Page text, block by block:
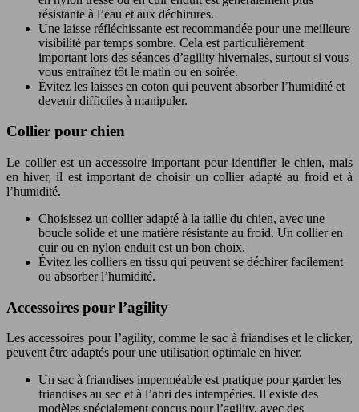
résistante à l’eau et aux déchirures.
Une laisse réfléchissante est recommandée pour une meilleure
visibilité par temps sombre. Cela est particulièrement
important lors des séances d’agility hivernales, surtout si vous
vous entraînez tôt le matin ou en soirée.
Évitez les laisses en coton qui peuvent absorber l’humidité et
devenir difficiles à manipuler.
Collier pour chien
Le collier est un accessoire important pour identifier le chien, mais
en hiver, il est important de choisir un collier adapté au froid et à
l’humidité.
Choisissez un collier adapté à la taille du chien, avec une
boucle solide et une matière résistante au froid. Un collier en
cuir ou en nylon enduit est un bon choix.
Évitez les colliers en tissu qui peuvent se déchirer facilement
ou absorber l’humidité.
Accessoires pour l’agility
Les accessoires pour l’agility, comme le sac à friandises et le clicker,
peuvent être adaptés pour une utilisation optimale en hiver.
Un sac à friandises imperméable est pratique pour garder les
friandises au sec et à l’abri des intempéries. Il existe des
modèles spécialement conçus pour l’agility, avec des